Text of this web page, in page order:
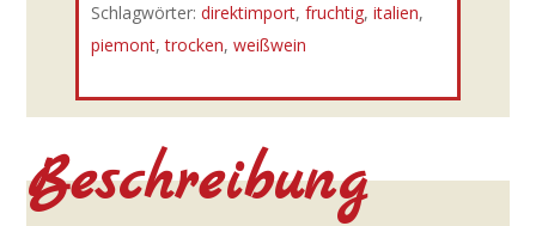
Cortese
Menge
Schlagwörter: direktimport, fruchtig, italien,
piemont,trocken, weißwein
Beschreibung